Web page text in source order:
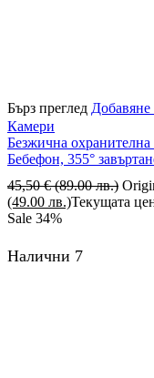
Бърз преглед Добавяне
Камери
Безжична
Бебефон, 355°
45,50€ (89.00 лв.)
(49.00 лв.)Текущата
Sale 34%
Налични 7